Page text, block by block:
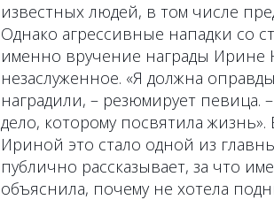
известных людей, в том числе
Однако агрессивные нападки со
именно вручение награды Ирине
незаслуженное. «Я должна
наградили, – резюмирует певица.
дело, которому посвятила
Ириной это стало одной из
публично рассказывает, за что
объяснила, почему не хотела